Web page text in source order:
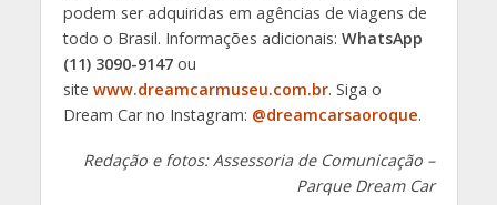
podem ser adquiridas em agências de viagens de
todo o Brasil. Informações adicionais: WhatsApp
(11) 3090-9147ou
site www.dreamcarmuseu.com.br. Siga o
Dream Car no Instagram: @dreamcarsaoroque.
Redação e fotos: Assessoria de Comunicação –
Parque Dream Car